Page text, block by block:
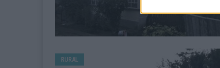
RURAL